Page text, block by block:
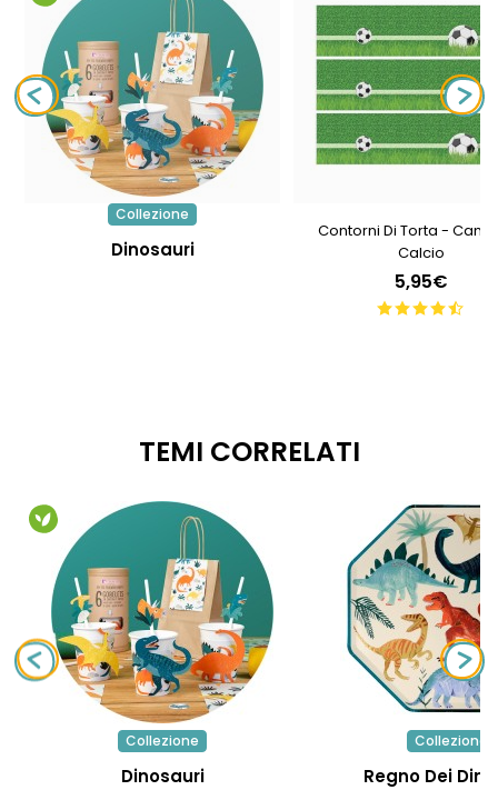
Collezione
Dinosauri
Contorni Di Torta -
Calcio
5,95€
TEMI CORRELATI
Collezione
Dinosauri
Collezione
Regno Dei